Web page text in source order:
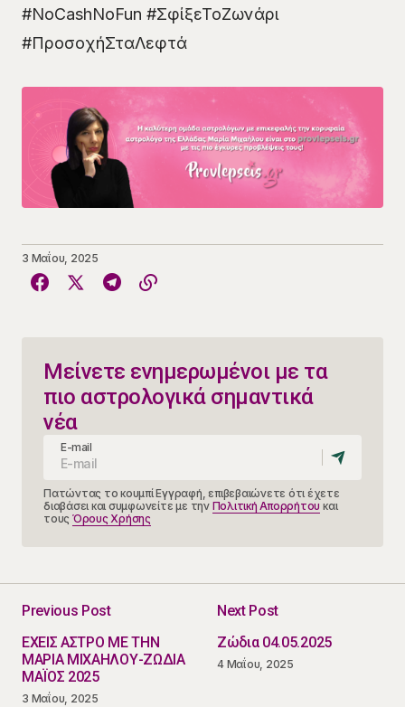
#NoCashNoFun #ΣφίξεΤοΖωνάρι
#ΠροσοχήΣταΛεφτά
3 Μαΐου, 2025
Μείνετε ενημερωμένοι με τα
πιο αστρολογικά σημαντικά
νέα
E-mail
Πατώντας το κουμπί Εγγραφή, επιβεβαιώνετε ότι έχετε
διαβάσει και συμφωνείτε με την Πολιτική Απορρήτου και
τους Όρους Χρήσης
Previous Post
ΕΧΕΙΣ ΑΣΤΡΟ ΜΕ ΤΗΝ
ΜΑΡΙΑ ΜΙΧΑΗΛΟΥ-ΖΩΔΙΑ
ΜΑΪΟΣ 2025
3 Μαΐου, 2025
Next Post
Ζώδια 04.05.2025
4 Μαΐου, 2025